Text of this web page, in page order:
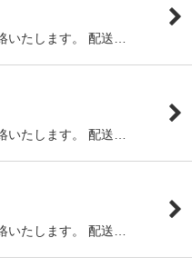
いたします。 配送…
いたします。 配送…
いたします。 配送…